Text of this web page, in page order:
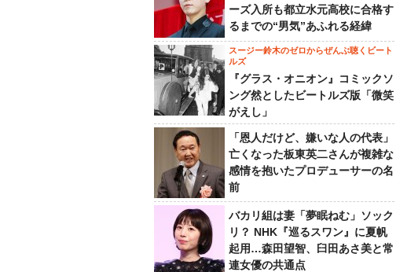
ーズ入所も都立水元高校に合格す
るまでの“男気”あふれる経緯
スージー鈴木のゼロからぜんぶ聴くビート
ルズ
『グラス・オニオン』コミックソ
ング然としたビートルズ版「微笑
がえし」
「恩人だけど、嫌いな人の代表」
亡くなった板東英二さんが複雑な
感情を抱いたプロデューサーの名
前
バカリ組は妻「夢眠ねむ」ソック
リ？ NHK『巡るスワン』に夏帆
起用…森田望智、臼田あさ美と常
連女優の共通点